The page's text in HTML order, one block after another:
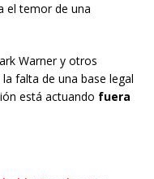
el temor de una
Warner y otros
falta de una base legal
está actuando fuera